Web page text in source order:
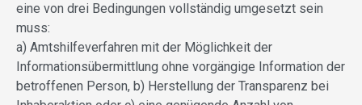
eine von drei Bedingungen vollständig umgesetzt sein
muss:
a) Amtshilfeverfahren mit der Möglichkeit der
Informationsübermittlung ohne vorgängige Information der
betroffenen Person, b) Herstellung der Transparenz bei